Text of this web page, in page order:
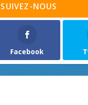
SUIVEZ-NOUS
Facebook